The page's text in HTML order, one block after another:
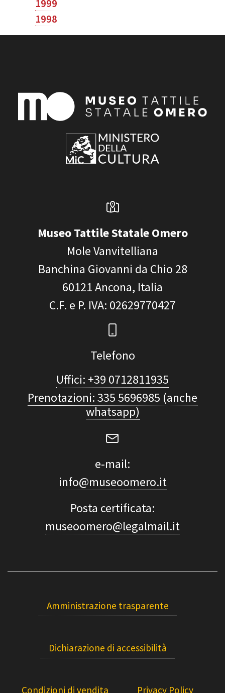
1999
1998
Museo Tattile Statale Omero
Mole Vanvitelliana
Banchina Giovanni da Chio 28
60121Ancona, Italia
C.F. e P. IVA: 02629770427
Telefono
Uffici: +39 0712811935
Prenotazioni: 335 5696985 (anche
whatsapp)
e-mail:
info@museoomero.it
Posta certificata:
museoomero@legalmail.it
Amministrazione trasparente
Dichiarazione di accessibilità
Condizioni di vendita Privacy Policy